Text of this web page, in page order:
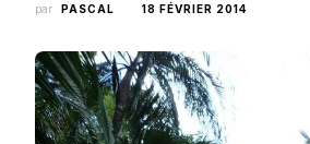
par PASCAL 18 FÉVRIER 2014